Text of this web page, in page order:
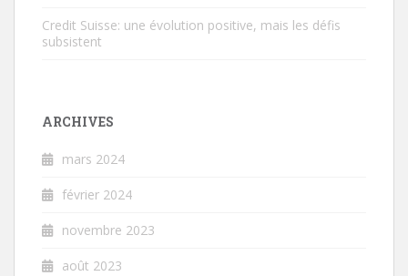
Credit Suisse: une évolution positive, mais les défis
subsistent
ARCHIVES
mars 2024
février 2024
novembre 2023
août 2023